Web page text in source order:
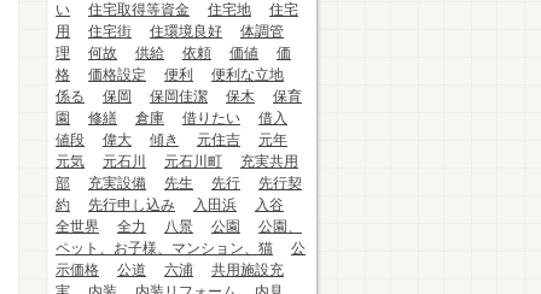
い
住宅取得等資金 住宅地
住宅
用
住宅街 住環境良好
体調管
理
何故 供給 依頼 価値
価
格
価格設定 便利
便利な立地
係る
保岡 保岡佳潔 保木
保育
園
修繕 倉庫 借りたい
借入
値段
偉大 傾き 元住吉
元年
元気
元石川 元石川町
充実共用
部
充実設備 先生 先行
先行契
約
先行申し込み 入田浜
入谷
全世界
全力 八景 公園
公園、
ペット、お子様、マンション、猫
公
示価格
公道 六浦
共用施設充